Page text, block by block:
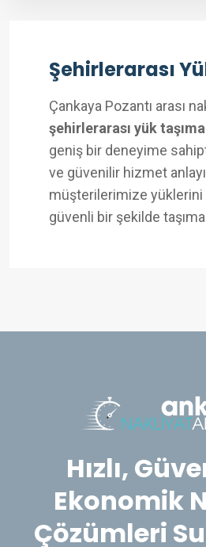
Şehirlerarası
Çankaya Pozantı arası
şehirlerarası yük taşıma
geniş bir deneyime
ve güvenilir hizmet
müşterilerimize yüklerini
güvenli bir şekilde
Hızlı,
Ekonomik
Çözümleri